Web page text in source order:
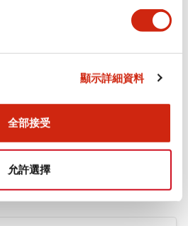
顯示詳細資料
全部接受
允許選擇
認證與標準